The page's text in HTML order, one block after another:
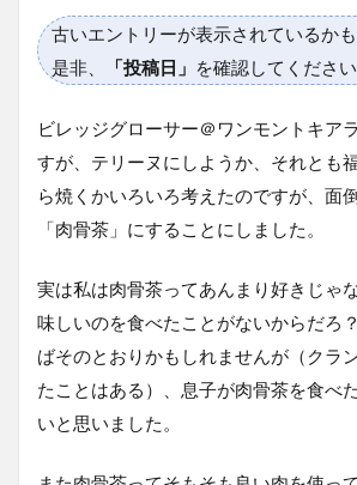
古いエントリーが表示されているかも
是非、
「投稿日」 を確認してください
ビレッジグローサー＠ワンモントキア
すが、テリーヌにしようか、それとも
ら焼くかいろいろ考えたのですが、面
「肉骨茶」にすることにしました。
実は私は肉骨茶ってあんまり好きじゃ
味しいのを食べたことがないからだろ
ばそのとおりかもしれませんが（クラ
たことはある）、息子が肉骨茶を食べ
いと思いました。